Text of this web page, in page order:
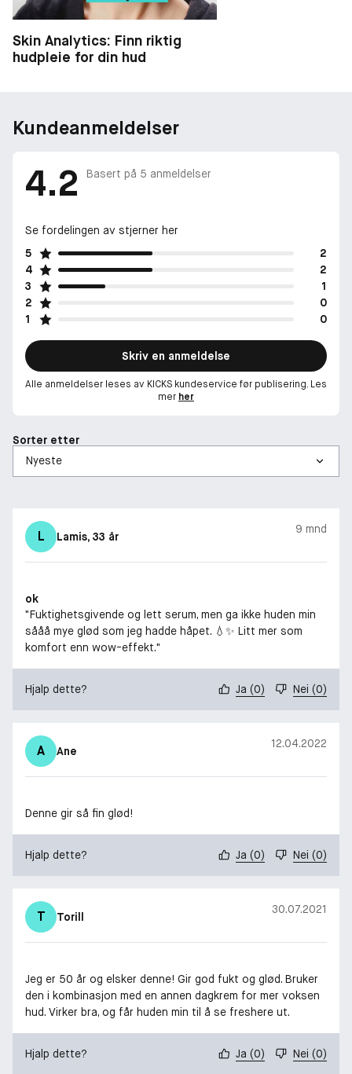
Skin Analytics: Finn riktig
hudpleie for din hud
Kundeanmeldelser
4.2 Basert på 5 anmeldelser
Se fordelingen av stjerner her
5
2
4
2
3
1
2
0
1
0
Skriv en anmeldelse
Alle anmeldelser leses av KICKS kundeservice før publisering. Les
mer her
Sorter etter
L Lamis, 33 år
9 mnd
ok
"Fuktighetsgivende og lett serum, men ga ikke huden min
sååå mye glød som jeg hadde håpet. 💧✨ Litt mer som
komfort enn wow-effekt."
Hjalp dette? Ja (0) Nei (0)
A Ane
12.04.2022
Denne gir så fin glød!
Hjalp dette? Ja (0) Nei (0)
T Torill
30.07.2021
Jeg er 50 år og elsker denne! Gir god fukt og glød. Bruker
den i kombinasjon med en annen dagkrem for mer voksen
hud. Virker bra, og får huden min til å se freshere ut.
Hjalp dette? Ja (0) Nei (0)